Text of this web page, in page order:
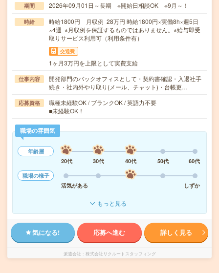
期間 2026年09月01日～長期 ※開始日相談OK ※9月～！
時給
時給1800円 月収例 28万円 時給1800円×実働8h×週5日
×4週 ※月収例を保証するものではありません。※給与即受
取りサービス利用可（利用条件有）
交通費
1ヶ月3万円を上限として実費支給
仕事内容
開発部門のバックオフィスとして・契約書確認・入退社手
続き・社内外やり取り(メール、チャット)・台帳更…
応募資格
職種未経験OK / ブランクOK / 英語力不要
■未経験OK！
職場の雰囲気
年齢層
20代
30代 40代 50代
60代
職場の様子
活気がある
しずか
もっと見る
気になる! 応募へ進む 詳しく見る
派遣会社 株式会社リクルートスタッフィング